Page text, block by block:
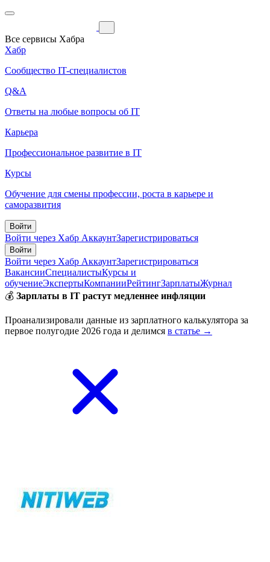
Все сервисы Хабра
Хабр
Сообщество IT-специалистов
Q&A
Ответы на любые вопросы об IT
Карьера
Профессиональное развитие в IT
Курсы
Обучение для смены профессии, роста в карьере и
саморазвития
Войти
Войти через Хабр АккаунтЗарегистрироваться
Войти
Войти через Хабр АккаунтЗарегистрироваться
ВакансииСпециалистыКурсы и
обучениеЭкспертыКомпанииРейтингЗарплатыЖурнал
💰 Зарплаты в IT растут медленнее инфляции
Проанализировали данные из зарплатного калькулятора за
первое полугодие 2026 года и делимся в статье →